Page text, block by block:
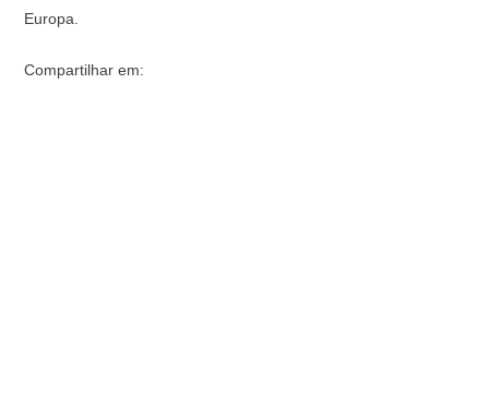
Europa.
Compartilhar em: